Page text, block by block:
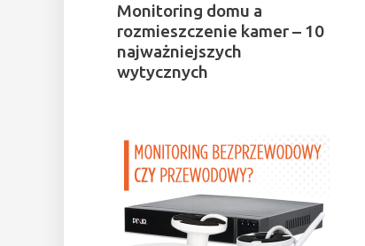
Monitoring domu a
rozmieszczenie kamer – 10
najważniejszych
wytycznych